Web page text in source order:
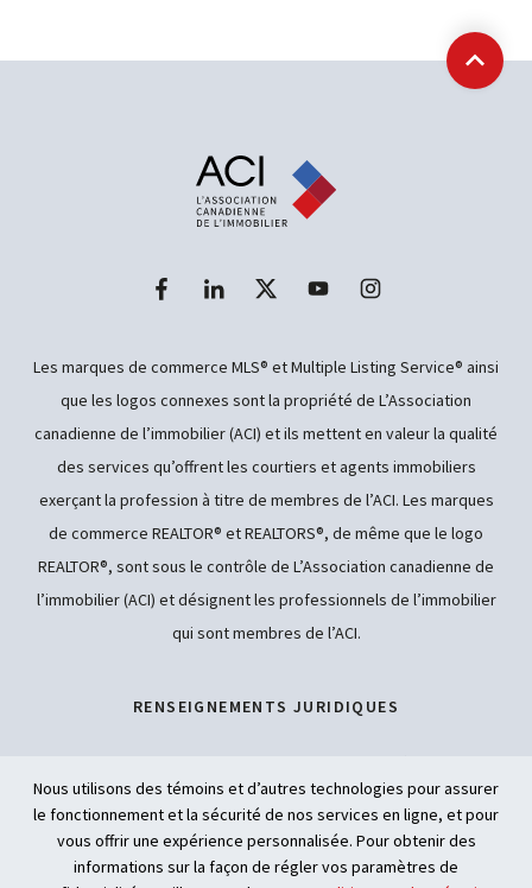
RENSEIGNEMENTS JURIDIQUES
ACCESSIBILITÉ
INTELLIGENCE ARTIFICIELLE
Les marques de commerce MLS® et Multiple Listing Service® ainsi
que les logos connexes sont la propriété de L’Association
canadienne de l’immobilier (ACI) et ils mettent en valeur la qualité
des services qu’offrent les courtiers et agents immobiliers
exerçant la profession à titre de membres de l’ACI. Les marques
de commerce REALTOR® et REALTORS®, de même que le logo
REALTOR®, sont sous le contrôle de L’Association canadienne de
l’immobilier (ACI) et désignent les professionnels de l’immobilier
qui sont membres de l’ACI.
Nous utilisons des témoins et d’autres technologies pour assurer
le fonctionnement et la sécurité de nos services en ligne, et pour
vous offrir une expérience personnalisée. Pour obtenir des
informations sur la façon de régler vos paramètres de